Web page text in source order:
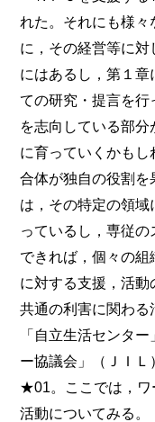
れた。それにも様
に，その経営等に
にはあるし，第１
ての研究・提言を行
を志向している部
に育っていくかも
合体が独自の役割
は，その特定の領
っているし，専従
できれば，個々の
に対する支援，活
共通の利害に関わ
「自立生活センタ
ー協議会」（ＪＩ
★01。ここでは，ワ
活動についてみる。